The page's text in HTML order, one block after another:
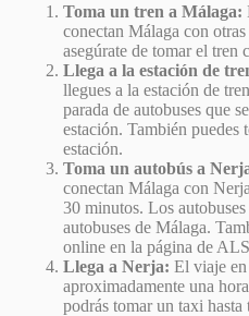
Toma un tren a Málaga:
conectan Málaga con
asegúrate de tomar el tren
Llega a la estación de
llegues a la estación de
parada de autobuses que
estación. También puedes
estación.
Toma un autobús a
conectan Málaga con
30 minutos. Los
autobuses de Málaga.
online en la página de
Llega a Nerja: El viaje en
aproximadamente una
podrás tomar un taxi